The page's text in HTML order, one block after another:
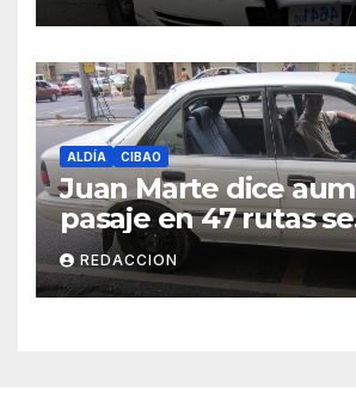
ALDÍA CIBAO
Juan Marte dice
pasaje en 47 rutas se
mantiene
REDACCION